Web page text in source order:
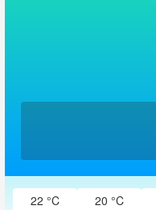
22 °C 20 °C